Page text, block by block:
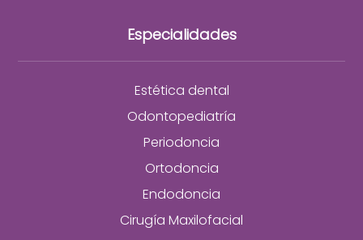
Especialidades
Estética dental
Odontopediatría
Periodoncia
Ortodoncia
Endodoncia
Cirugía Maxilofacial